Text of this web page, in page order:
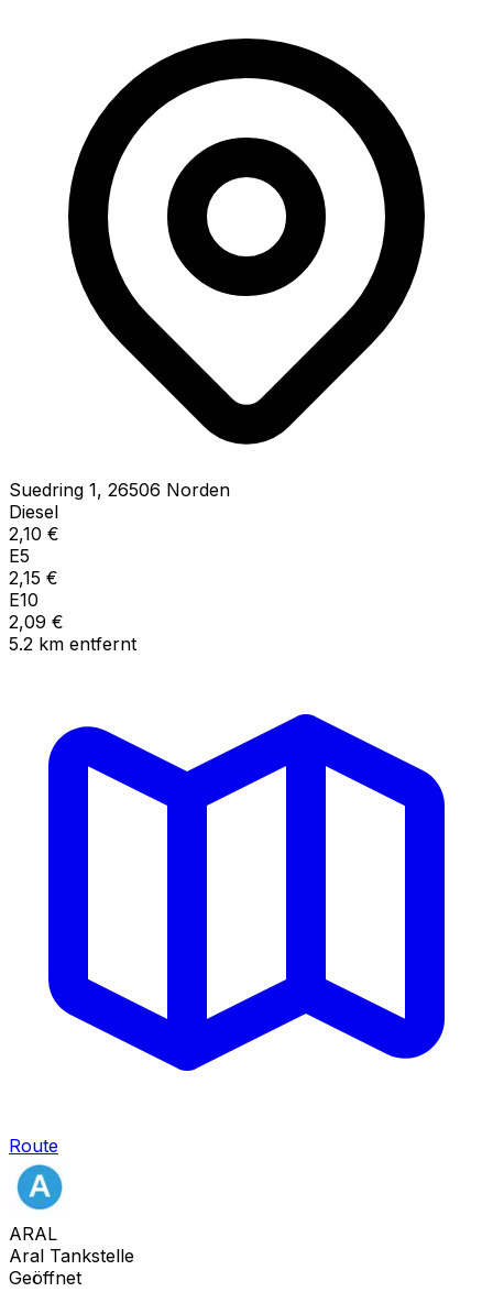
Suedring 1, 26506 Norden
Diesel
2,10 €
E5
2,15 €
E10
2,09 €
5.2 km entfernt
Route
ARAL
Aral Tankstelle
Geöffnet